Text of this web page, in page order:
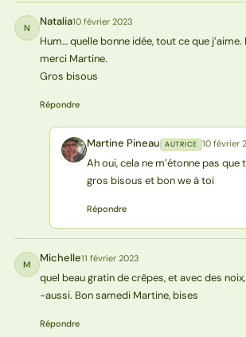
N Natalia10 février 2023
Hum… quelle bonne idée, tout ce que j’aime.
merci Martine.
Gros bisous
Répondre
MP Martine Pineau AUTRICE 10 février
Ah oui, cela ne m’étonne pas que
gros bisous et bon we à toi
Répondre
M Michelle11 février 2023
quel beau gratin de crêpes, et avec des
-aussi. Bon samedi Martine, bises
Répondre